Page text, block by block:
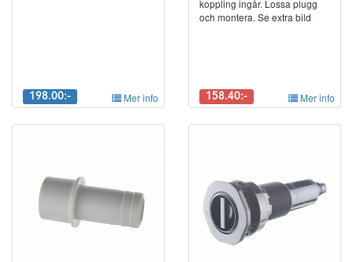
198.00:- Mer info
koppling ingår. Lossa plugg
och montera. Se extra bild
158.40:- Mer info